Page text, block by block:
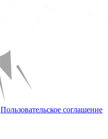
Пользовательское соглашение